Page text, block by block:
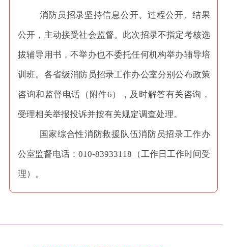
消防员招录坚持信息公开、过程公开、结果
公开，主动接受社会监督。此次招录不指定考核选
拔辅导用书，不举办也不委托任何机构举办辅导培
训班。各省级消防员招录工作办公室分别公布政策
咨询和监督电话（附件6），及时解答有关咨询，
受理相关举报投诉并按有关规定调查处理。
国家综合性消防救援队伍消防员招录工作办
公室监督电话：010-83933118（工作日工作时间受
理）。